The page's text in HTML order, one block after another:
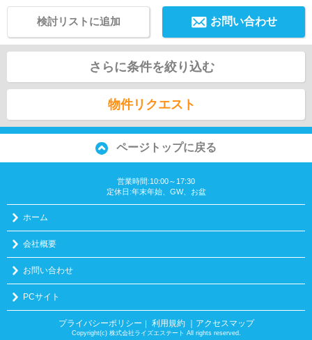
お問い合わせ
検討リストに追加
さらに条件を絞り込む
物件リクエスト
ページトップに戻る
営業時間:10:00～17:30
定休日:年末年始、GW、お盆
ホーム
会社概要
お問い合わせ
PCサイト
プライバシーポリシー ｜ 利用規約 ｜アクセスマップ
Copyright(c) 株式会社ライズエステート All rights reserved.